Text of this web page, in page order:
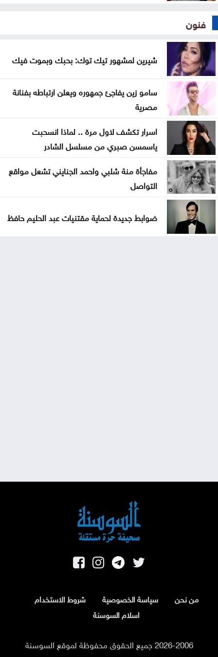
فنون
شيرين لمشهور تيك توك: بحبك وبموت فيك
سامو زين يفاجئ جمهوره ويعلن ارتباطه بفنانة
مصرية
اسرار تكشف لاول مرة .. لماذا انسحبت
ياسمسن صبري من مسلسل الشادر
مفاجأة منة شلبي واحمد الجنايني تشعل مواقع
التواصل
ضوابط جديدة لحماية مقتنيات عبد الحليم حافظ
من نحن سياسة الخصوصية
شروط الاستخدام
اسلام السوسنة
2026-2006 جميع الحقوق محفوظة لموقع السوسنة